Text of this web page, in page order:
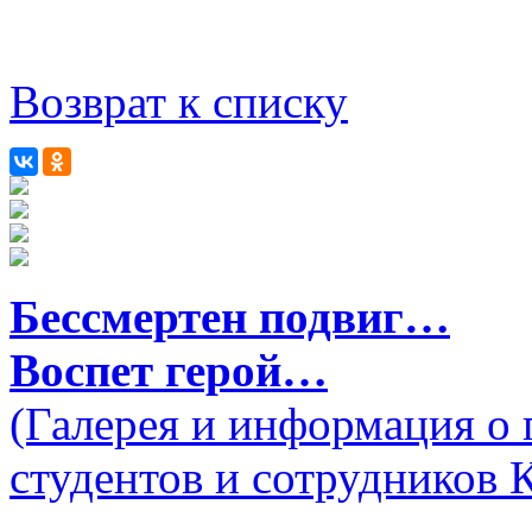
Возврат к списку
Бессмертен подвиг…
Воспет герой…
(Галерея и информация
студентов и сотрудников